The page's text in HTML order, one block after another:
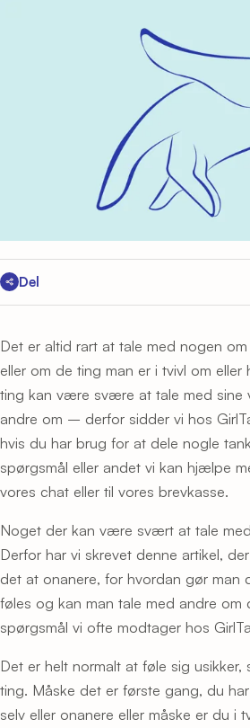
Del
Det er altid rart at tale med nogen
eller om de ting man er i tvivl om eller
ting kan være svære at tale med sine
andre om – derfor sidder vi hos
hvis du har brug for at dele nogle
spørgsmål eller andet vi kan hjælpe
vores chat eller til vores brevkasse.
Noget der kan være svært at tale
Derfor har vi skrevet denne artikel,
det at onanere, for hvordan gør man
føles og kan man tale med andre om
spørgsmål vi ofte modtager hos
Det er helt normalt at føle sig
ting. Måske det er første gang, du
selv eller onanere eller måske er du i